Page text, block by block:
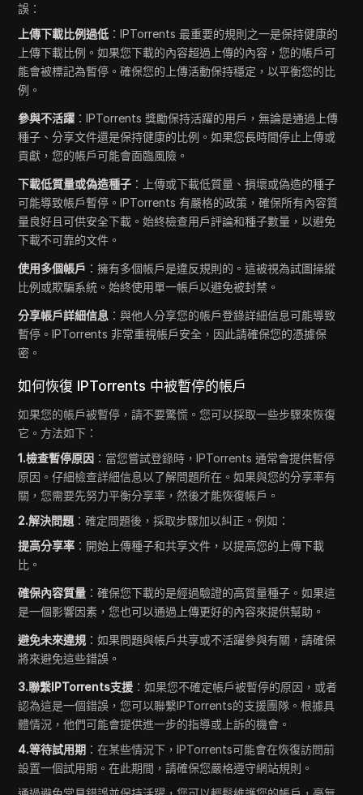
誤：
上傳下載比例過低 ：IPTorrents 最重要的規則之一是保持健康的
上傳下載比例。如果您下載的內容超過上傳的內容，您的帳戶可
能會被標記為暫停。確保您的上傳活動保持穩定，以平衡您的比
例。
參與不活躍 ：IPTorrents 獎勵保持活躍的用戶，無論是通過上傳
種子、分享文件還是保持健康的比例。如果您長時間停止上傳或
貢獻，您的帳戶可能會面臨風險。
下載低質量或偽造種子 ：上傳或下載低質量、損壞或偽造的種子
可能導致帳戶暫停。IPTorrents 有嚴格的政策，確保所有內容質
量良好且可供安全下載。始終檢查用戶評論和種子數量，以避免
下載不可靠的文件。
使用多個帳戶 ：擁有多個帳戶是違反規則的。這被視為試圖操縱
比例或欺騙系統。始終使用單一帳戶以避免被封禁。
分享帳戶詳細信息 ：與他人分享您的帳戶登錄詳細信息可能導致
暫停。IPTorrents 非常重視帳戶安全，因此請確保您的憑據保
密。
如何恢復 IPTorrents 中被暫停的帳戶
如果您的帳戶被暫停，請不要驚慌。您可以採取一些步驟來恢復
它。方法如下：
1.檢查暫停原因 ：當您嘗試登錄時，IPTorrents 通常會提供暫停
原因。仔細檢查詳細信息以了解問題所在。如果與您的分享率有
關，您需要先努力平衡分享率，然後才能恢復帳戶。
2.解決問題 ：確定問題後，採取步驟加以糾正。例如：
提高分享率 ：開始上傳種子和共享文件，以提高您的上傳下載
比。
確保內容質量 ：確保您下載的是經過驗證的高質量種子。如果這
是一個影響因素，您也可以通過上傳更好的內容來提供幫助。
避免未來違規 ：如果問題與帳戶共享或不活躍參與有關，請確保
將來避免這些錯誤。
3.聯繫IPTorrents支援 ：如果您不確定帳戶被暫停的原因，或者
認為這是一個錯誤，您可以聯繫IPTorrents的支援團隊。根據具
體情況，他們可能會提供進一步的指導或上訴的機會。
4.等待試用期 ：在某些情況下，IPTorrents可能會在恢復訪問前
設置一個試用期。在此期間，請確保您嚴格遵守網站規則。